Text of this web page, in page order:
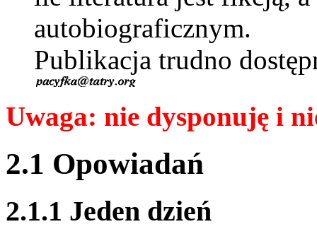
autobiograficznym.
Publikacja trudno
Uwaga: nie dysponuję i
2.1 Opowiadań
2.1.1 Jeden dzień